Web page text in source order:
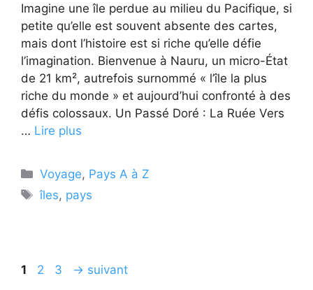
Imagine une île perdue au milieu du Pacifique, si
petite qu’elle est souvent absente des cartes,
mais dont l’histoire est si riche qu’elle défie
l’imagination. Bienvenue à Nauru, un micro-État
de 21 km², autrefois surnommé « l’île la plus
riche du monde » et aujourd’hui confronté à des
défis colossaux. Un Passé Doré : La Ruée Vers
… Lire plus
Catégories
Voyage, Pays A à Z
Étiquettes
îles, pays
Page
1 Page
2 Page
3 → suivant